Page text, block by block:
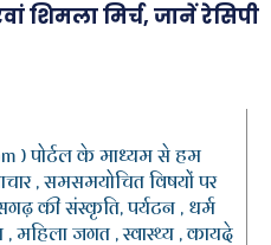
शिमला मिर्च, जानें रेसिपी
) पोर्टल के माध्यम से हम
, समसमयोचित विषयों पर
की संस्कृति, पर्यटन , धर्म
जगत , स्वास्थ्य , कायदे